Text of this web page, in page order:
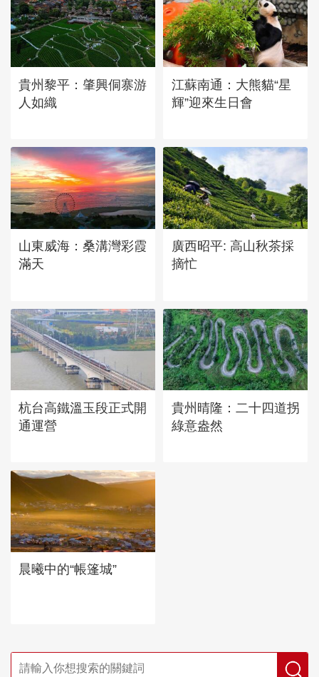
江蘇連雲港：受台風“白海
豚”影響 連島上空現絢麗火
燒雲
貴州黎平：肇興侗寨游
人如織
江蘇南通：大熊貓“星
輝”迎來生日會
山東威海：桑溝灣彩霞
滿天
廣西昭平: 高山秋茶採
摘忙
杭台高鐵溫玉段正式開
通運營
貴州晴隆：二十四道拐
綠意盎然
晨曦中的“帳篷城”